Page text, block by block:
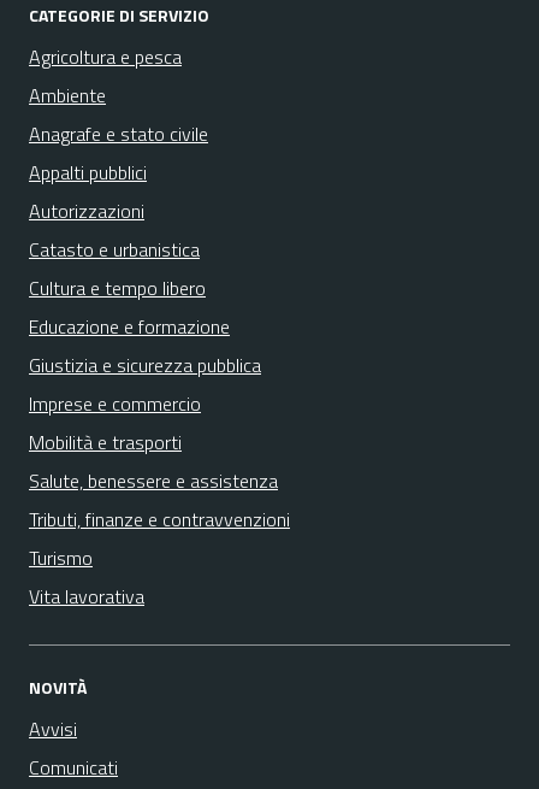
CATEGORIE DI SERVIZIO
Agricoltura e pesca
Ambiente
Anagrafe e stato civile
Appalti pubblici
Autorizzazioni
Catasto e urbanistica
Cultura e tempo libero
Educazione e formazione
Giustizia e sicurezza pubblica
Imprese e commercio
Mobilità e trasporti
Salute, benessere e assistenza
Tributi, finanze e contravvenzioni
Turismo
Vita lavorativa
NOVITÀ
Avvisi
Comunicati